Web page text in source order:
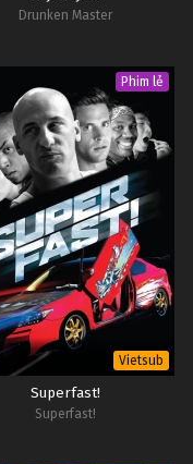
Drunken Master
Phim lẻ
Vietsub
Superfast!
Superfast!